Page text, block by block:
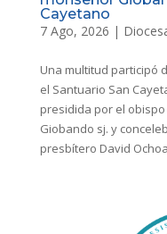
Cayetano
7 Ago, 2026 |
Una multitud participó
el Santuario San
presidida por el
Giobando sj. y
presbítero David